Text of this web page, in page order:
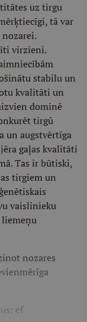
uz tirgu
tā var
virzieni.
stabilu un
kvalitāti un
dominē
tirgū
un augstvērtīga
gaļas kvalitāti
Tas ir būtiski,
tirgiem un
vaislinieku
nozares
ef